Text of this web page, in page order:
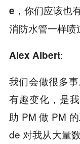
e，你们应该也
消防水管一样喷
Alex Albert:
我们会做很多
有趣变化，是
助 PM 做 PM
de 对我从大量